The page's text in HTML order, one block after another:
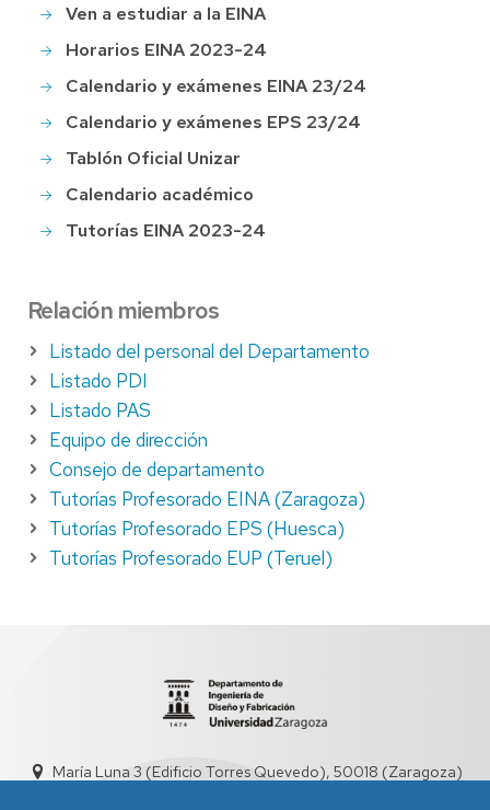
Ven a estudiar a la EINA
Horarios EINA 2023-24
Calendario y exámenes EINA 23/24
Calendario y exámenes EPS 23/24
Tablón Oficial Unizar
Calendario académico
Tutorías EINA 2023-24
Relación miembros
Listado del personal del Departamento
Listado PDI
Listado PAS
Equipo de dirección
Consejo de departamento
Tutorías Profesorado EINA (Zaragoza)
Tutorías Profesorado EPS (Huesca)
Tutorías Profesorado EUP (Teruel)
María Luna 3 (Edificio Torres Quevedo), 50018 (Zaragoza)